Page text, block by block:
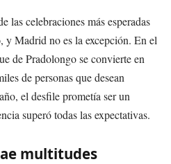
las celebraciones más esperadas
y Madrid no es la excepción. En el
de Pradolongo se convierte en
de personas que desean
el desfile prometía ser un
superó todas las expectativas.
multitudes